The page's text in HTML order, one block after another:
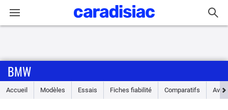
Accueil
BMW
Accueil Modèles Essais Fiches fiabilité Comparatifs Avis